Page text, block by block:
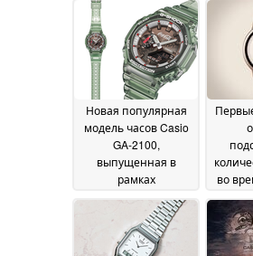
датчиком
сердечного ритма18
June 2026
Новая популярная
модель часов Casio
GA-2100,
выпущенная в
рамках
наконец-то
появилась в
продаже в США
во